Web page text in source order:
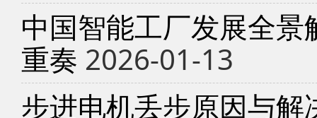
中国智能工厂发展全
重奏 2026-01-13
步进电机丢步原因与解